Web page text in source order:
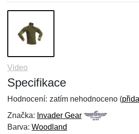
Video
Specifikace
Hodnocení: zatím nehodnoceno (
Značka: Invader Gear
Barva: Woodland